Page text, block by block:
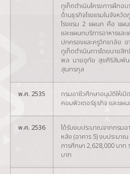
ภูเก็ตดำเนินโครงการฝึกอ
ด้านธุรกิจโรงแรมในจังหวั
โรงแรม 2 แผนก คือ แผน
และแผนกบริการอาหารแล
ปกครองและครูวิทยาลัย อ
ภูเก็ตดำเนินการโดยนาย
พล นายอุทัย สุขศิริสัมพั
สุนทรกุล
พ.ศ. 2535
กรมอาชีวศึกษาอนุมัติให้เ
คอมพิวเตอร์ธุรกิจ และแผ
พ.ศ. 2536
ได้รับงบประมาณจากกรมอ
หลัง (อาคาร 5) งบประมา
การศึกษา 2,628,000 บาท
บาท